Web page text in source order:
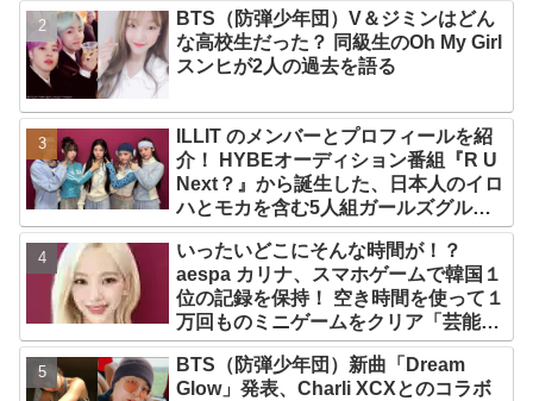
BTS（防弾少年団）V＆ジミンはどん
な高校生だった？ 同級生のOh My Girl
スンヒが2人の過去を語る
ILLIT のメンバーとプロフィールを紹
介！ HYBEオーディション番組『R U
Next？』から誕生した、日本人のイロ
ハとモカを含む5人組ガールズグルー
プ！ デビュー曲「Magnetic」がいき
なりの大ヒット
いったいどこにそんな時間が！？
aespa カリナ、スマホゲームで韓国１
位の記録を保持！ 空き時間を使って１
万回ものミニゲームをクリア「芸能人
たちが時間がないと言っているのは全
部嘘」
BTS（防弾少年団）新曲「Dream
Glow」発表、Charli XCXとのコラボ